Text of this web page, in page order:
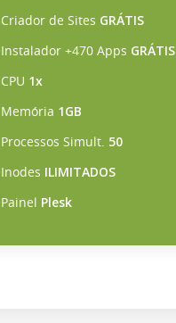
Criador de Sites GRÁTIS
Instalador +470 Apps GRÁTIS
CPU 1x
Memória 1GB
Processos Simult. 50
Inodes ILIMITADOS
Painel Plesk